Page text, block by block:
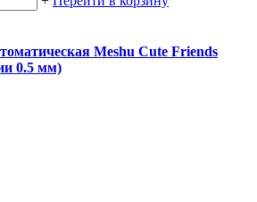
Meshu Cute Friends
0.5 мм)